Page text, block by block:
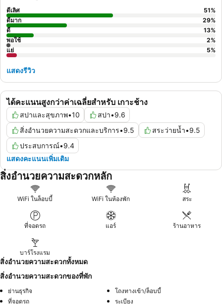
ได้คะแนนสูงกว่าค่าเฉลี่ยสำหรับ เกาะช้าง
สปาและสุขภาพ•10 สปา•9.6
สิ่งอำนวยความสะดวกและบริการ•9.5 สระว่ายน้ำ•9.5
ประสบการณ์•9.4
แสดงคะแนนเพิ่มเติม
ดีเลิศ 51%
ดีมาก
29%
ดี
13%
พอใช้
2%
แย่
5%
แสดงรีวิว
สิ่งอำนวยความสะดวกหลัก
WiFi ในล็อบบี้ WiFi ในห้องพัก สระ
ที่จอดรถ แอร์ ร้านอาหาร
บาร์โรงแรม
สิ่งอำนวยความสะดวกทั้งหมด
สิ่งอำนวยความสะดวกของที่พัก
ย่านธุรกิจ
โถงทางเข้า/ล็อบบี้
ที่จอดรถ
ระเบียง